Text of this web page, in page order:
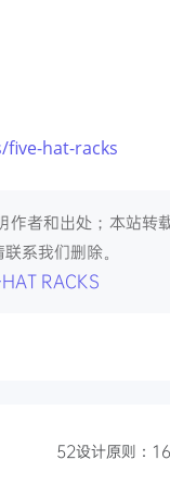
hat-racks
者和出处；本站转
系我们删除。
RACKS
52设计原则：